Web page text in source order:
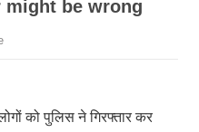
को पुलिस ने गिरफ्तार कर